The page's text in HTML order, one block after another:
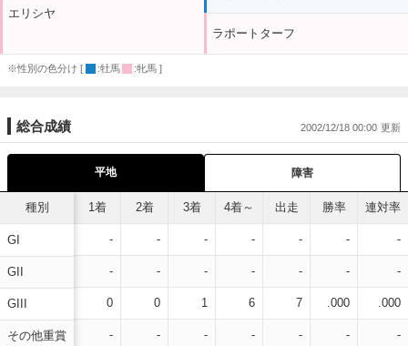
エリシヤ
ラポートターフ
※性別の色分け [ :牡馬 :牝馬 ]
総合成績 2002/12/18 00:00
平地 障害
種別
GI
GII
GIII
その他重賞
1着 2着 3着 4着～ 出走 勝率 連対率
- - - - - - -
- - - - - - -
0 0 1 6 7 .000 .000
- - - - - - -